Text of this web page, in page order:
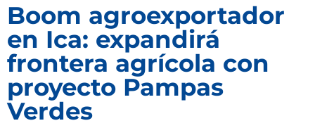
Boom agroexportador
en Ica: expandirá
frontera agrícola con
proyecto Pampas
Verdes